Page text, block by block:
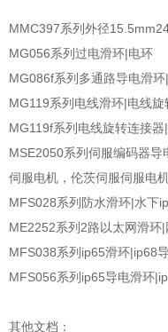
MMC397系列外径
MG056系列过电滑环|电环
MG086f系列多通路导电滑
MG119系列电线滑环|电线旋
MG119f系列电线旋转连接
MSE2050系列伺服编码器
伺服电机，伦茨伺服伺服电
MFS028系列防水滑环|水下
ME2252系列2路以太网滑环
MFS038系列ip65滑环|ip68
MFS056系列ip65导电滑环
其他文档：